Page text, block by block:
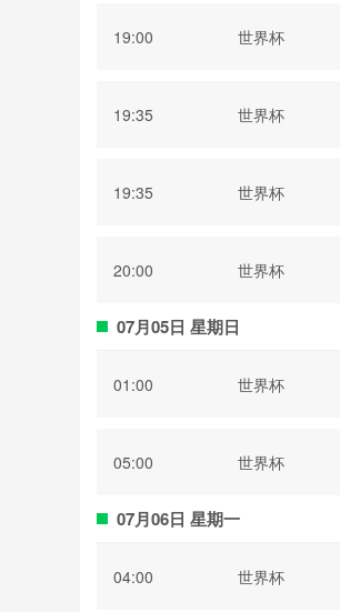
19:00 世界杯
19:35 世界杯
19:35 世界杯
20:00 世界杯
07月05日 星期日
01:00 世界杯
05:00 世界杯
07月06日 星期一
04:00 世界杯